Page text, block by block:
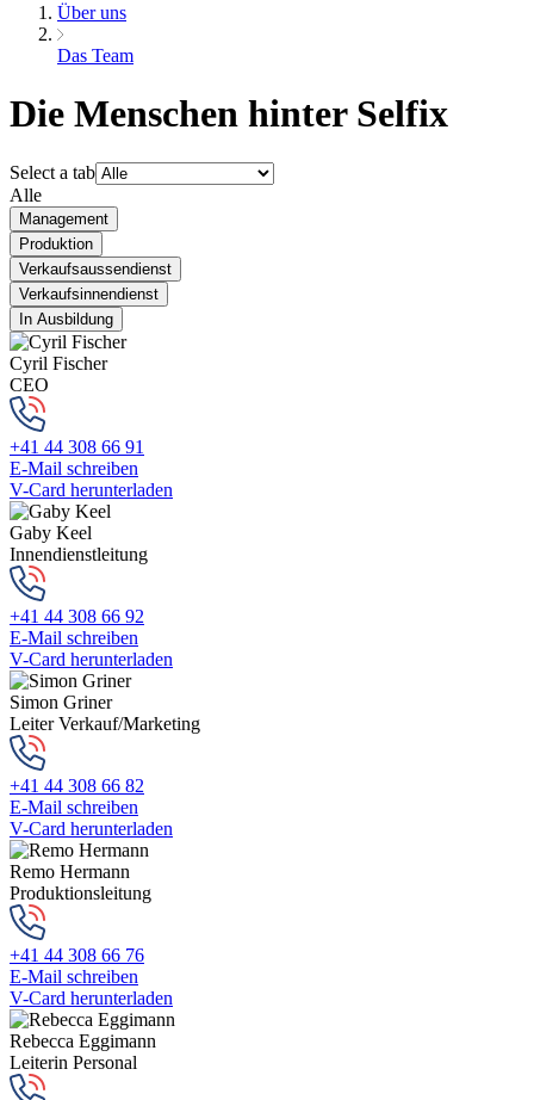
Über uns
Das Team
Die Menschen hinter Selfix
Select a tab
Alle
Management
Produktion
Verkaufsaussendienst
Verkaufsinnendienst
In Ausbildung
Cyril Fischer
CEO
+41 44 308 66 91
E-Mail schreiben
V-Card herunterladen
Gaby Keel
Innendienstleitung
+41 44 308 66 92
E-Mail schreiben
V-Card herunterladen
Simon Griner
Leiter Verkauf/Marketing
+41 44 308 66 82
E-Mail schreiben
V-Card herunterladen
Remo Hermann
Produktionsleitung
+41 44 308 66 76
E-Mail schreiben
V-Card herunterladen
Rebecca Eggimann
Leiterin Personal